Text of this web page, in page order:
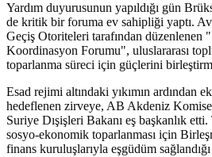
Yardım duyurusunun yapıldığı gün
de kritik bir foruma ev sahipliği yaptı.
Geçiş Otoriteleri tarafından düzenlenen
Koordinasyon Forumu", uluslararası
toparlanma süreci için güçlerini
Esad rejimi altındaki yıkımın ardından
hedeflenen zirveye, AB Akdeniz
Suriye Dışişleri Bakanı eş başkanlık
sosyo-ekonomik toparlanması için
finans kuruluşlarıyla eşgüdüm